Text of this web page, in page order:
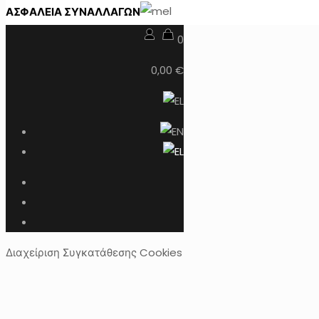
ΑΣΦΑΛΕΙΑ ΣΥΝΑΛΛΑΓΩΝ
0
0,00 €
Διαχείριση Συγκατάθεσης Cookies